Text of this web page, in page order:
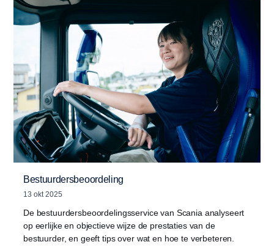
Bestuurdersbeoordeling
13 okt 2025
De bestuurdersbeoordelingsservice van Scania analyseert
op eerlijke en objectieve wijze de prestaties van de
bestuurder, en geeft tips over wat en hoe te verbeteren.